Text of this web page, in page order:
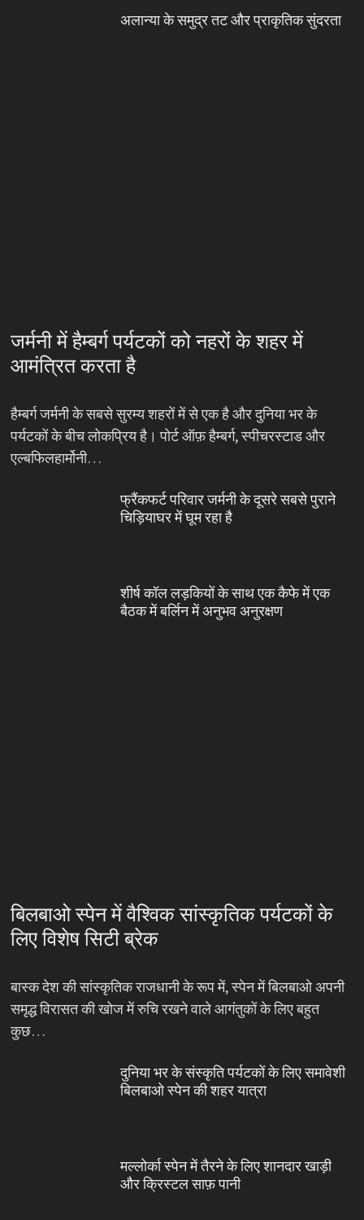
अलान्या के समुद्र तट और प्राकृतिक सुंदरता
जर्मनी में हैम्बर्ग पर्यटकों को नहरों के शहर में
आमंत्रित करता है
हैम्बर्ग जर्मनी के सबसे सुरम्य शहरों में से एक है और दुनिया भर के
पर्यटकों के बीच लोकप्रिय है। पोर्ट ऑफ़ हैम्बर्ग, स्पीचरस्टाड और
एल्बफिलहार्मोनी…
फ्रैंकफर्ट परिवार जर्मनी के दूसरे सबसे पुराने
चिड़ियाघर में घूम रहा है
शीर्ष कॉल लड़कियों के साथ एक कैफे में एक
बैठक में बर्लिन में अनुभव अनुरक्षण
बिलबाओ स्पेन में वैश्विक सांस्कृतिक पर्यटकों के
लिए विशेष सिटी ब्रेक
बास्क देश की सांस्कृतिक राजधानी के रूप में, स्पेन में बिलबाओ अपनी
समृद्ध विरासत की खोज में रुचि रखने वाले आगंतुकों के लिए बहुत
कुछ…
दुनिया भर के संस्कृति पर्यटकों के लिए समावेशी
बिलबाओ स्पेन की शहर यात्रा
मल्लोर्का स्पेन में तैरने के लिए शानदार खाड़ी
और क्रिस्टल साफ़ पानी